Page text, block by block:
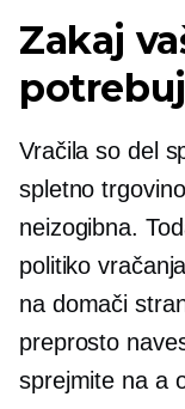
Zakaj
Vračila so del
spletno
neizogibna.
politiko
na domači
preprosto
sprejmite na a